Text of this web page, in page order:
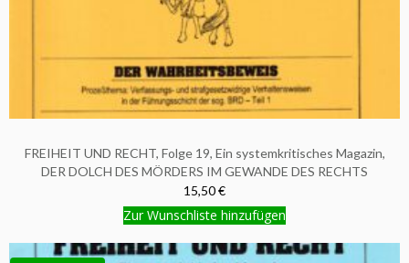
FREIHEIT UND RECHT, Folge 19, Ein systemkritisches Magazin,
DER DOLCH DES MÖRDERS IM GEWANDE DES RECHTS
15,50 €
Zur Wunschliste hinzufügen